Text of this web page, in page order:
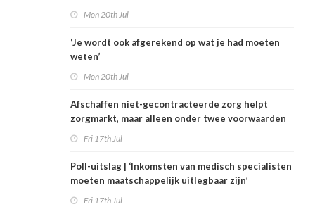
Mon 20th Jul
‘Je wordt ook afgerekend op wat je had moeten
weten’
Mon 20th Jul
Afschaffen niet-gecontracteerde zorg helpt
zorgmarkt, maar alleen onder twee voorwaarden
Fri 17th Jul
Poll-uitslag | ‘Inkomsten van medisch specialisten
moeten maatschappelijk uitlegbaar zijn’
Fri 17th Jul